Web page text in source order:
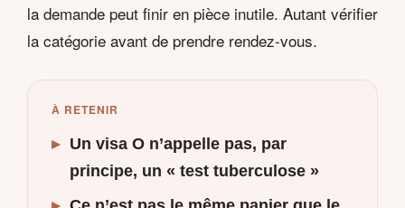
la demande peut finir en pièce inutile. Autant vérifier
la catégorie avant de prendre rendez-vous.
À RETENIR
▸ Un visa O n’appelle pas, par
principe, un « test tuberculose »